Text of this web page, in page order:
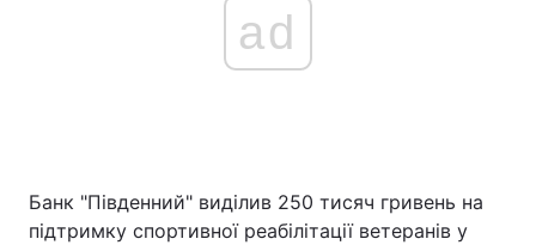
ad
Банк "Південний" виділив 250 тисяч гривень на
підтримку спортивної реабілітації ветеранів у